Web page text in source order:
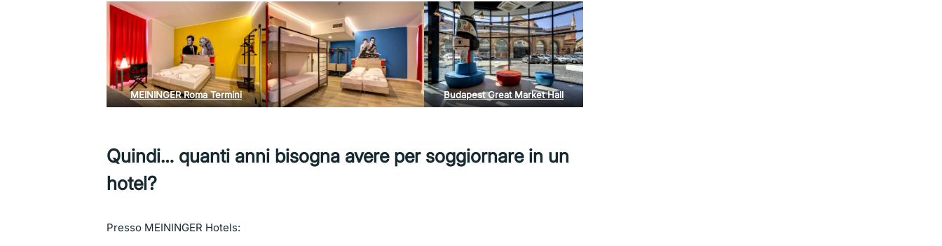
MEININGER Roma Termini Budapest Great Market Hall
Quindi… quanti anni bisogna avere per soggiornare in un
hotel?
Presso MEININGER Hotels: